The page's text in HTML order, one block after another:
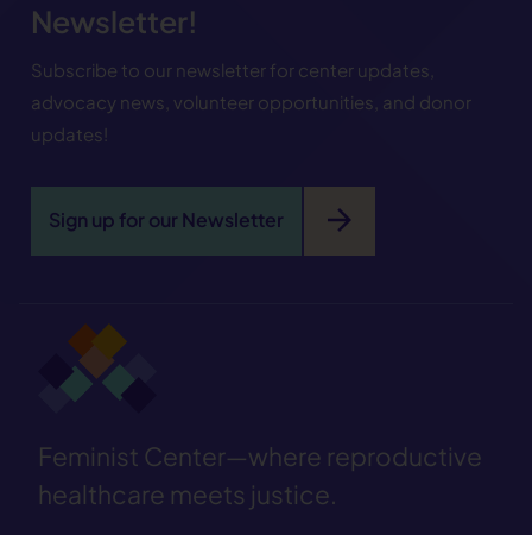
Newsletter!
Subscribe to our newsletter for center updates,
advocacy news, volunteer opportunities, and donor
updates!
Sign up for our Newsletter arrow_forward
Feminist Center—where reproductive
healthcare meets justice.